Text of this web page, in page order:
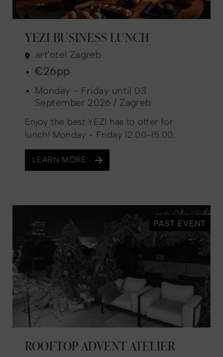
YEZI BUSINESS LUNCH
art'otel Zagreb
€26pp
Monday - Friday until 03
September 2026 / Zagreb
Enjoy the best YEZI has to offer for
lunch! Monday - Friday 12.00-15.00.
LEARN MORE
ROOFTOP ADVENT ATELIER
PAST EVENT